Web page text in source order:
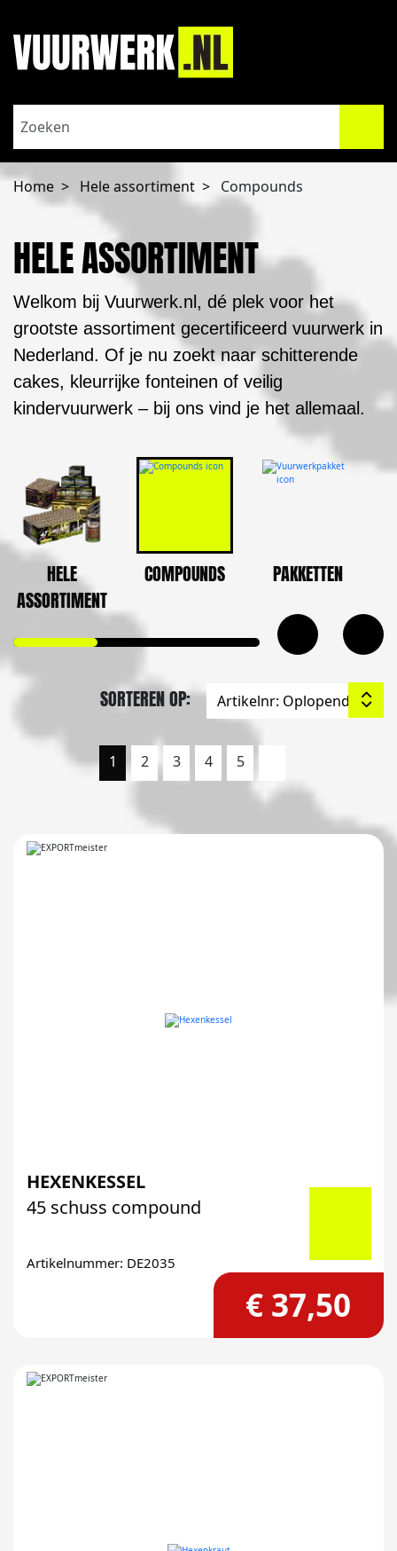
Home Hele assortiment Compounds
HELE ASSORTIMENT
Welkom bij Vuurwerk.nl, dé plek voor het
grootste assortiment gecertificeerd vuurwerk in
Nederland. Of je nu zoekt naar schitterende
cakes, kleurrijke fonteinen of veilig
kindervuurwerk – bij ons vind je het allemaal.
HELE
ASSORTIMENT
COMPOUNDS PAKKETTEN
SORTEREN OP:
1 2 3 4 5
HEXENKESSEL
45 schuss compound
Artikelnummer: DE2035
€ 37,50